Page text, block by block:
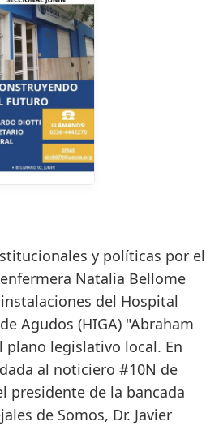
y políticas por el
Natalia Bellome
del Hospital
Agudos (HIGA) "Abraham
plano legislativo local. En
al noticiero #10N de
presidente de la bancada
de Somos, Dr. Javier